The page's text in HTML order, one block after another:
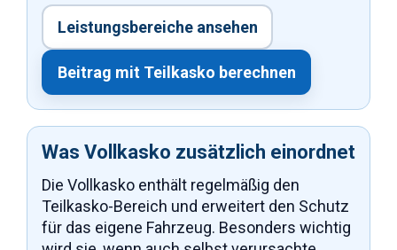
Leistungsbereiche ansehen
Beitrag mit Teilkasko berechnen
Was Vollkasko zusätzlich einordnet
Die Vollkasko enthält regelmäßig den
Teilkasko-Bereich und erweitert den Schutz
für das eigene Fahrzeug. Besonders wichtig